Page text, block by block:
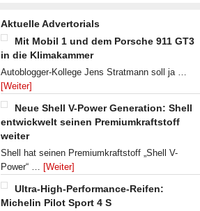
Aktuelle Advertorials
Mit Mobil 1 und dem Porsche 911 GT3
in die Klimakammer
Autoblogger-Kollege Jens Stratmann soll ja …
[Weiter]
Neue Shell V-Power Generation: Shell
entwickwelt seinen Premiumkraftstoff
weiter
Shell hat seinen Premiumkraftstoff „Shell V-
Power“ … [Weiter]
Ultra-High-Performance-Reifen:
Michelin Pilot Sport 4 S